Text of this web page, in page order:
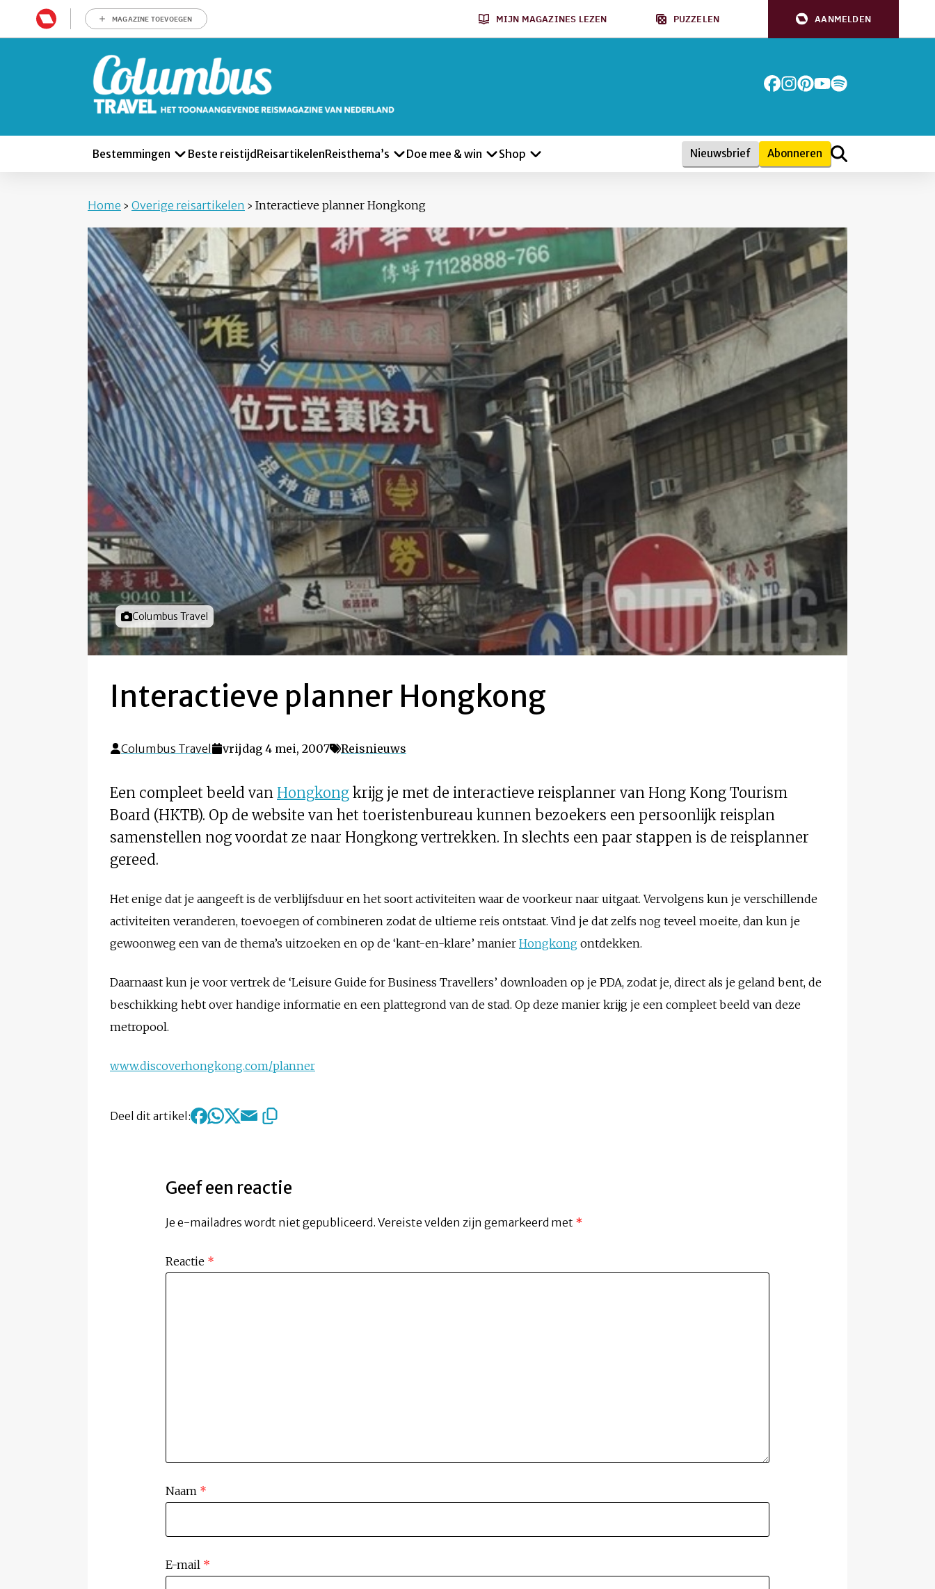
MAGAZINE TOEVOEGEN MIJN MAGAZINES LEZEN PUZZELEN AANMELDEN
Bestemmingen Beste reistijd ReisartikelenReisthema’s Doe mee & win Shop Nieuwsbrief Abonneren
Home › Overige reisartikelen › Interactieve planner Hongkong
Foto door
Columbus Travel
Interactieve planner Hongkong
Columbus Travel vrijdag 4 mei, 2007 Reisnieuws
Een compleet beeld van Hongkong krijg je met de interactieve reisplanner van Hong Kong Tourism
Board (HKTB). Op de website van het toeristenbureau kunnen bezoekers een persoonlijk reisplan
samenstellen nog voordat ze naar Hongkong vertrekken. In slechts een paar stappen is de reisplanner
gereed.
Het enige dat je aangeeft is de verblijfsduur en het soort activiteiten waar de voorkeur naar uitgaat. Vervolgens kun je verschillende
activiteiten veranderen, toevoegen of combineren zodat de ultieme reis ontstaat. Vind je dat zelfs nog teveel moeite, dan kun je
gewoonweg een van de thema’s uitzoeken en op de ‘kant-en-klare’ manier Hongkong ontdekken.
Daarnaast kun je voor vertrek de ‘Leisure Guide for Business Travellers’ downloaden op je PDA, zodat je, direct als je geland bent, de
beschikking hebt over handige informatie en een plattegrond van de stad. Op deze manier krijg je een compleet beeld van deze
metropool.
www.discoverhongkong.com/planner
Deel dit artikel:
Geef een reactie
Je e-mailadres wordt niet gepubliceerd. Vereiste velden zijn gemarkeerd met *
Reactie *
Naam *
E-mail *